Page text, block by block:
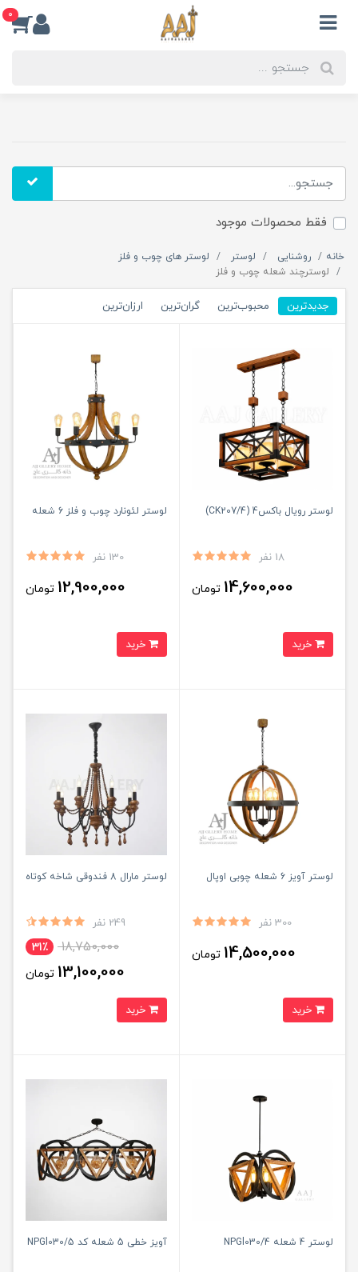
0
فقط محصولات موجود
خانه روشنایی لوستر
لوستر های چوب و فلز
لوسترچند شعله چوب و فلز
جدیدترین محبوب‌ترین گران‌ترین ارزان‌ترین
لوستر رویال باکس4 (CK207/4)
18 نفر
14,600,000 تومان
لوستر لئونارد چوب و فلز 6 شعله
130 نفر
12,900,000 تومان
لوستر آویز 6 شعله چوبی اوپال
300 نفر
14,500,000 تومان
لوستر مارال 8 فندوقی شاخه کوتاه
249 نفر
18,750,000 31٪
13,100,000 تومان
لوستر 4 شعله NPGl030/4 آویز خطی 5 شعله کد NPGl030/5